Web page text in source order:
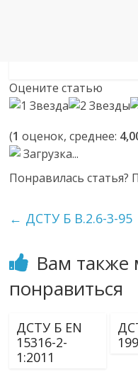
Оцените статью
(1 оценок, среднее:
Загрузка...
Понравилась статья?
← ДСТУ Б В.2.6-3-95
Вам также
понравиться
ДСТУ Б EN
15316-2-
1:2011